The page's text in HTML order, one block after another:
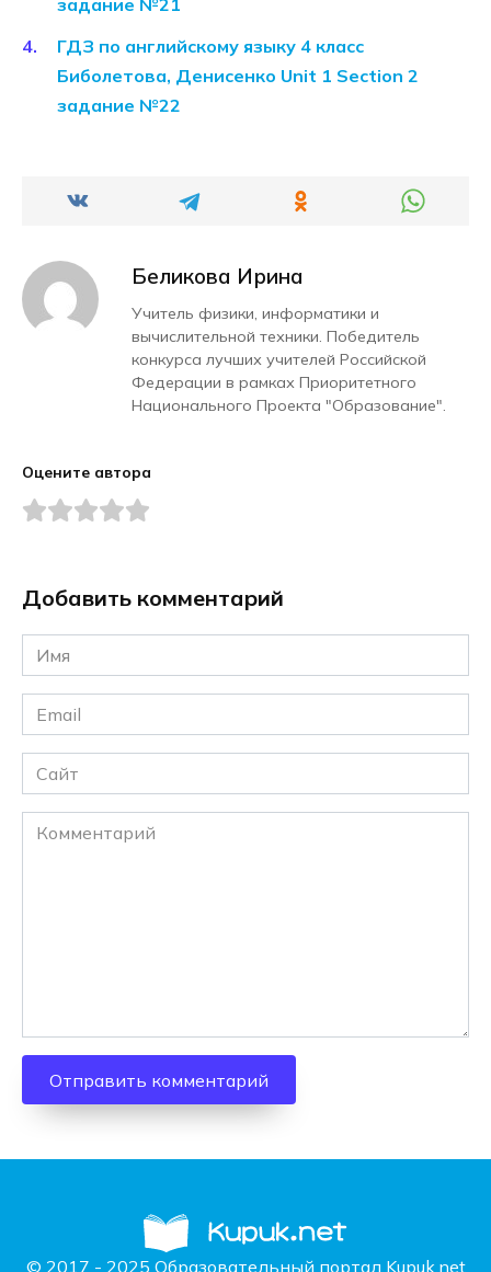
задание №21
ГДЗ по английскому языку 4 класс
Биболетова, Денисенко Unit 1 Section 2
задание №22
Беликова Ирина
Учитель физики, информатики и
вычислительной техники. Победитель
конкурса лучших учителей Российской
Федерации в рамках Приоритетного
Национального Проекта "Образование".
Оцените автора
Добавить комментарий
Имя
*
Email
*
Сайт
Комментарий
© 2017 - 2025 Образовательный портал Kupuk.net